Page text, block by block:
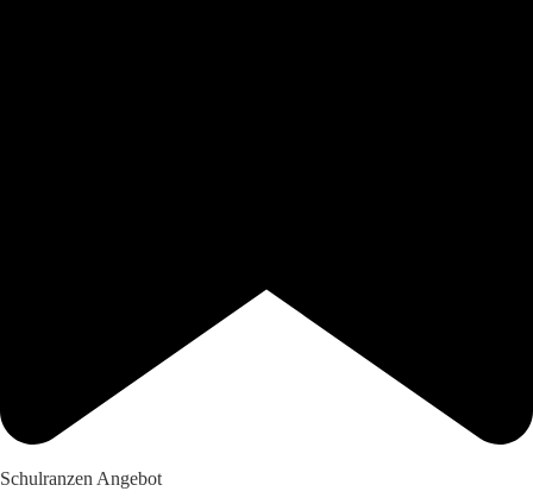
Schulranzen Angebot